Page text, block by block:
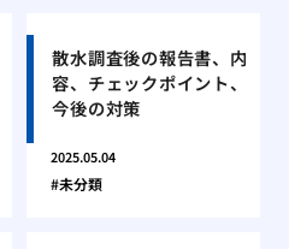
散水調査後の報告書、内
容、チェックポイント、
今後の対策
2025.05.04
未分類